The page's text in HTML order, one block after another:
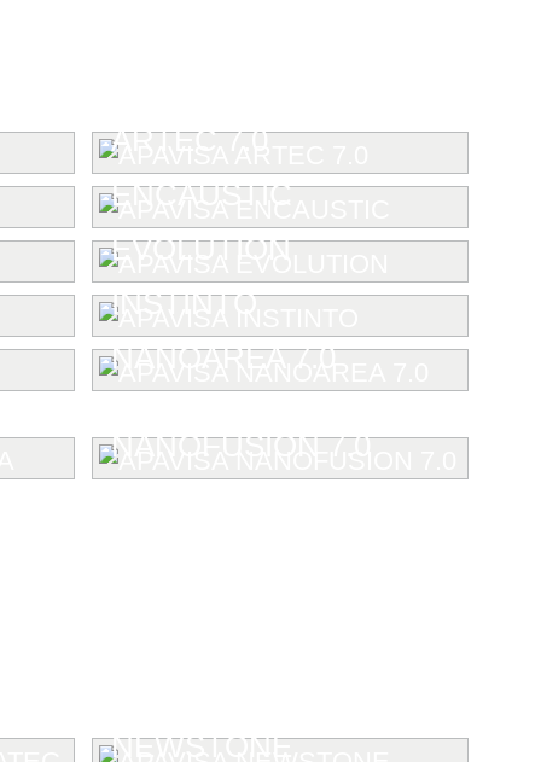
ARTEC 7.0
ENCAUSTIC
EVOLUTION
INSTINTO
NANOAREA 7.0
NANOFUSION 7.0
NEWSTONE